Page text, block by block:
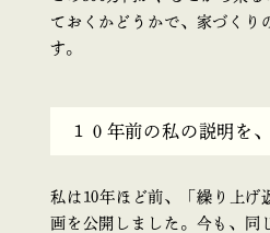
ておくかどうかで、家づくり
す。
１０年前の私の説明を
私は10年ほど前、「繰り上げ
画を公開しました。今も、同